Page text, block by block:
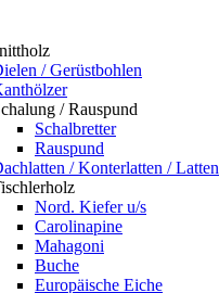
/ Gerüstbohlen
/ Rauspund
Schalbretter
Rauspund
/ Konterlatten / Latten
Nord. Kiefer u/s
Carolinapine
Mahagoni
Buche
Europäische Eiche